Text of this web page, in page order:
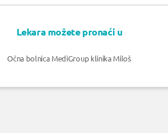
Lekara možete pronaći u
Očna bolnica MediGroup klinika Miloš